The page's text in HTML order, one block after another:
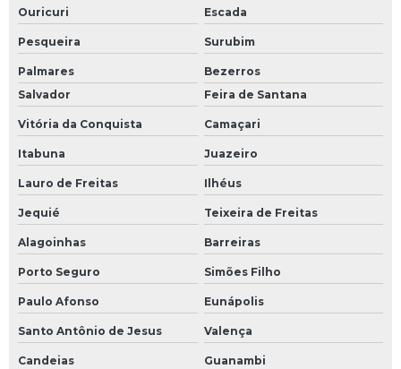
Ouricuri Escada
Pesqueira Surubim
Palmares
Bezerros
Salvador
Feira de Santana
Vitória da Conquista Camaçari
Itabuna Juazeiro
Lauro de Freitas Ilhéus
Jequié Teixeira de Freitas
Alagoinhas Barreiras
Porto Seguro Simões Filho
Paulo Afonso Eunápolis
Santo Antônio de Jesus Valença
Candeias Guanambi